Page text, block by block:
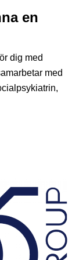
en
dig med
med